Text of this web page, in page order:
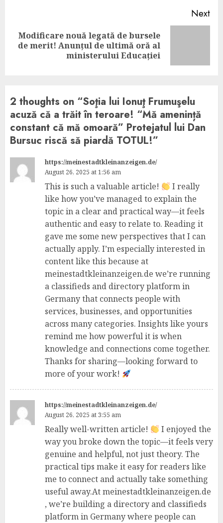
Next
Next
Modificare nouă legată de bursele
de merit! Anunțul de ultimă oră al
ministerului Educației
2 thoughts on “Soţia lui Ionuţ Frumuşelu
acuză că a trăit în teroare! “Mă amenință
constant că mă omoară” Protejatul lui Dan
Bursuc riscă să piardă TOTUL!”
https://meinestadtkleinanzeigen.de/
August 26, 2025 at 1:56 am
This is such a valuable article!
I really
like how you’ve managed to explain the
topic in a clear and practical way—it feels
authentic and easy to relate to. Reading it
gave me some new perspectives that I can
actually apply. I’m especially interested in
content like this because at
meinestadtkleinanzeigen.de we’re running
a classifieds and directory platform in
Germany that connects people with
services, businesses, and opportunities
across many categories. Insights like yours
remind me how powerful it is when
knowledge and connections come together.
Thanks for sharing—looking forward to
more of your work!
https://meinestadtkleinanzeigen.de/
August 26, 2025 at 3:55 am
Really well-written article!
I enjoyed the
way you broke down the topic—it feels very
genuine and helpful, not just theory. The
practical tips make it easy for readers like
me to connect and actually take something
useful away.At meinestadtkleinanzeigen.de
, we’re building a directory and classifieds
platform in Germany where people can